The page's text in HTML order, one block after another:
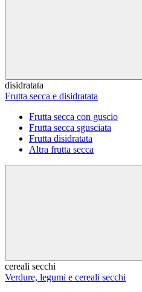
disidratata
Frutta secca e disidratata
Frutta secca con guscio
Frutta secca sgusciata
Frutta disidratata
Altra frutta secca
cereali secchi
Verdure, legumi e cereali secchi